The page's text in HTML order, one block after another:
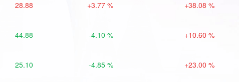
28.88 +3.77 % +38.08 %
44.88 -4.10 % +10.60 %
25.10 -4.85 % +23.00 %